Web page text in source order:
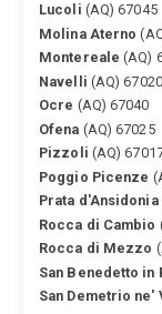
Lucoli (AQ) 67045
Molina Aterno
Montereale (AQ)
Navelli (AQ) 67020
Ocre (AQ) 67040
Ofena (AQ) 67025
Pizzoli (AQ)
Poggio Picenze
Prata d'Ansidonia
Rocca di Cambio
Rocca di Mezzo
San Benedetto
San Demetrio ne'